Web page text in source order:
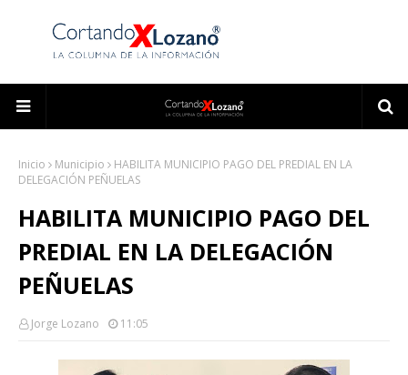
Inicio Municipio
HABILITA MUNICIPIO PAGO DEL PREDIAL EN LA
DELEGACIÓN PEÑUELAS
HABILITA MUNICIPIO PAGO DEL
PREDIAL EN LA DELEGACIÓN
PEÑUELAS
Jorge Lozano 11:05